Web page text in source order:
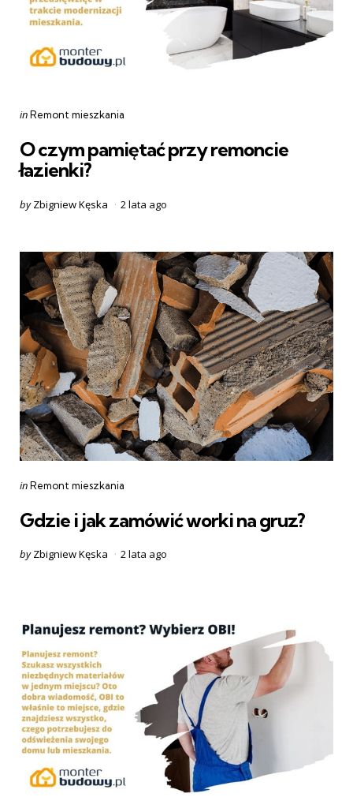
Categories
Posted
inRemont mieszkania
O czym pamiętać przy remoncie
łazienki?
Posted
by Zbigniew Kęska 2 lata ago
Categories
Posted
inRemont mieszkania
Gdzie i jak zamówić worki na gruz?
Posted
by Zbigniew Kęska 2 lata ago